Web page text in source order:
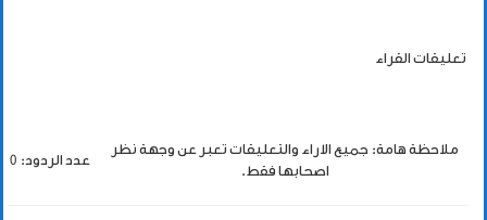
تعليقات القراء
ملاحظة هامة: جميع الاراء والتعليقات تعبر عن وجهة نظر
اصحابها فقط.
عدد الردود: 0